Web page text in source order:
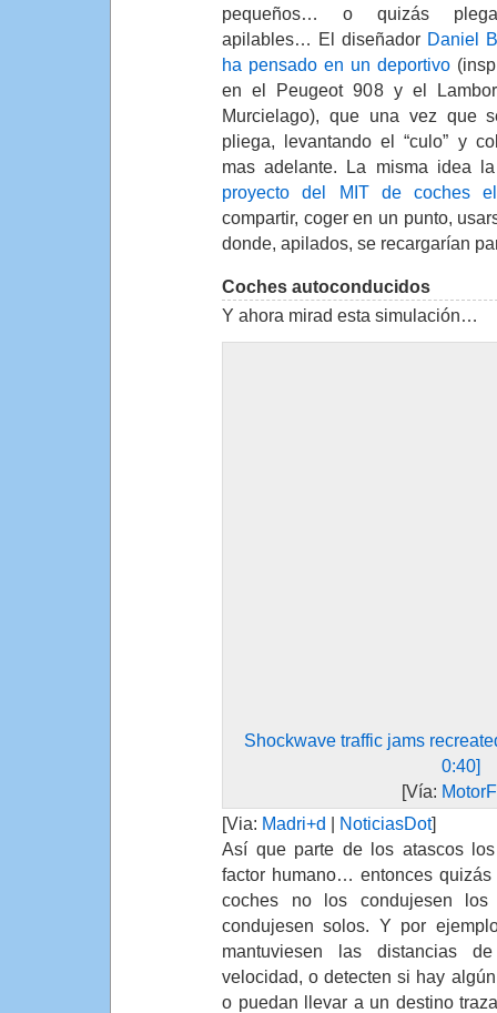
pequeños… o quizás
apilables… El diseñador Daniel
ha pensado en un deportivo
en el Peugeot 908 y el
Murcielago), que una vez que
pliega, levantando el “culo” y
mas adelante. La misma idea
proyecto del MIT de coches
compartir, coger en un punto,
donde, apilados, se recargarían
Coches autoconducidos
Y ahora mirad esta simulación…
Shockwave traffic jams
0:40]
[Vía:
[Via: Madri+d | NoticiasDot]
Así que parte de los atascos
factor humano… entonces
coches no los condujesen
condujesen solos. Y por
mantuviesen las distancias
velocidad, o detecten si hay
o puedan llevar a un destino